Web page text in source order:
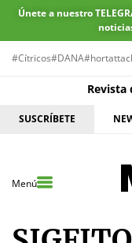
Únete a nuestro
#Cítricos#DANA
SUSCRÍBETE
Menú